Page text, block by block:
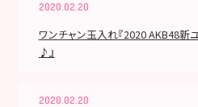
2020.02.20
ワンチャン玉入れ『2020 AKB48新
♪』
2020.02.20